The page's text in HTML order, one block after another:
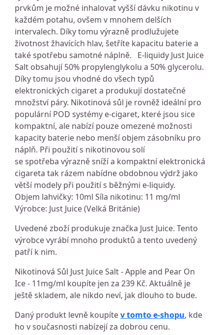
prvkům je možné inhalovat vyšší dávku nikotinu v
každém potahu, ovšem v mnohem delších
intervalech. Díky tomu výrazně prodlužujete
životnost žhavících hlav, šetříte kapacitu baterie a
také spotřebu samotné náplně. E-liquidy Just Juice
Salt obsahují 50% propylenglykolu a 50% glycerolu.
Díky tomu jsou vhodné do všech typů
elektronických cigaret a produkují dostatečné
množství páry. Nikotinová sůl je rovněž ideální pro
populární POD systémy e-cigaret, které jsou sice
kompaktní, ale nabízí pouze omezené možnosti
kapacity baterie nebo menší objem zásobníku pro
náplň. Při použití s nikotinovou solí
se spotřeba výrazně sníží a kompaktní elektronická
cigareta tak rázem nabídne obdobnou výdrž jako
větší modely při použití s běžnými e-liquidy.
Objem lahvičky: 10ml Síla nikotinu: 11 mg/ml
Výrobce: Just Juice (Velká Británie)
Uvedené zboží produkuje značka Just Juice. Tento
výrobce vyrábí mnoho produktů a tento uvedený
patří k nim.
Nikotinová Sůl Just Juice Salt - Apple and Pear On
Ice - 11mg/ml koupíte jen za 239 Kč. Aktuálně je
ještě skladem, ale nikdo neví, jak dlouho to bude.
Daný produkt levně koupítev tomto e-shopu, kde
ho v současnosti nabízejí za dobrou cenu.